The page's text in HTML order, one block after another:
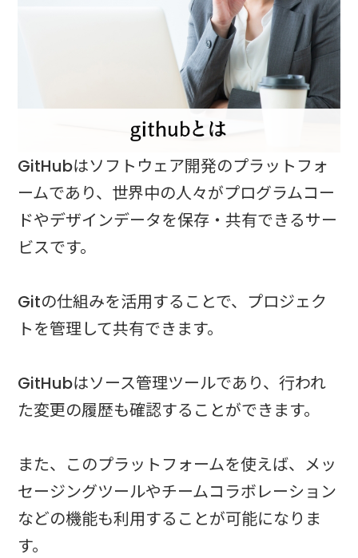
GitHubはソフトウェア開発のプラットフォ
ームであり、世界中の人々がプログラムコー
ドやデザインデータを保存・共有できるサー
ビスです。
Gitの仕組みを活用することで、プロジェク
トを管理して共有できます。
GitHubはソース管理ツールであり、行われ
た変更の履歴も確認することができます。
また、このプラットフォームを使えば、メッ
セージングツールやチームコラボレーション
などの機能も利用することが可能になりま
す。